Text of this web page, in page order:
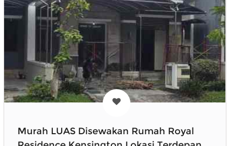
Murah LUAS Disewakan Rumah Royal